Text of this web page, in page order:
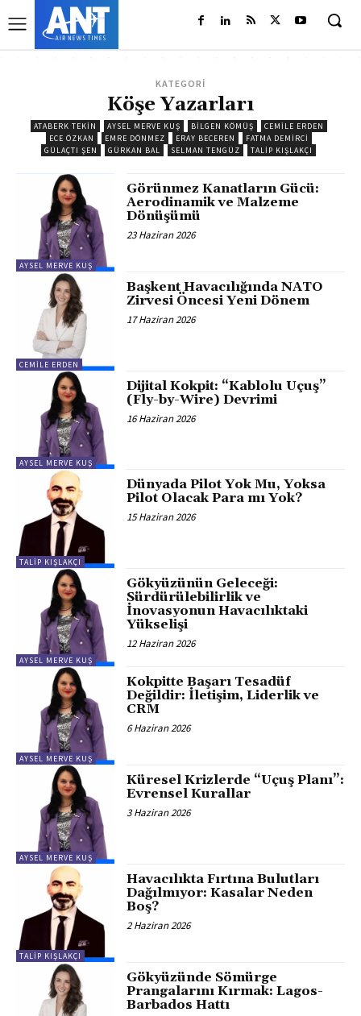
KATEGORİ
Köşe Yazarları
ATABERK TEKİN AYSEL MERVE KUŞ BILGEN KÖMÜŞ
CEMILE ERDEN
ECE ÖZKAN
EMRE DÖNMEZ ERAY BECEREN
FATMA DEMIRCI
GÜLAÇTI ŞEN
GÜRKAN BAL SELMAN TENGÜZ TALIP KIŞLAKÇI
AYSEL MERVE KUŞ
Görünmez Kanatların Gücü:
Aerodinamik ve Malzeme
Dönüşümü
23 Haziran 2026
CEMILE ERDEN
Başkent Havacılığında NATO
Zirvesi Öncesi Yeni Dönem
17 Haziran 2026
AYSEL MERVE KUŞ
Dijital Kokpit: “Kablolu Uçuş”
(Fly-by-Wire) Devrimi
16 Haziran 2026
TALIP KIŞLAKÇI
Dünyada Pilot Yok Mu, Yoksa
Pilot Olacak Para mı Yok?
15 Haziran 2026
AYSEL MERVE KUŞ
Gökyüzünün Geleceği:
Sürdürülebilirlik ve
İnovasyonun Havacılıktaki
Yükselişi
12 Haziran 2026
AYSEL MERVE KUŞ
Kokpitte Başarı Tesadüf
Değildir: İletişim, Liderlik ve
CRM
6 Haziran 2026
AYSEL MERVE KUŞ
Küresel Krizlerde “Uçuş Planı”:
Evrensel Kurallar
3 Haziran 2026
TALIP KIŞLAKÇI
Havacılıkta Fırtına Bulutları
Dağılmıyor: Kasalar Neden
Boş?
2 Haziran 2026
Gökyüzünde Sömürge
Prangalarını Kırmak: Lagos-
Barbados Hattı